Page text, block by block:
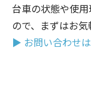
台車の状態や使
ので、まずはお気
▶ お問い合わせ